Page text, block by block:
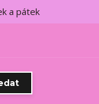
a pátek